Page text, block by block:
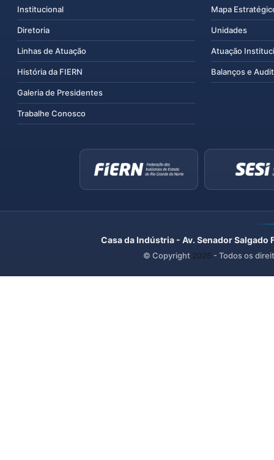
Institucional
Diretoria
Linhas de Atuação
História da FIERN
Galeria de Presidentes
Trabalhe Conosco
Mapa
Unidades
Atuação
Balanços e
Casa da Indústria - Av. Senador
© Copyright 2026 - Todos os